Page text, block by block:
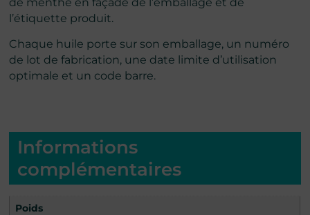
l’étiquette produit.
Chaque huile porte sur son emballage, un numéro
de lot de fabrication, une date limite d’utilisation
optimale et un code barre.
Informations
complémentaires
Poids